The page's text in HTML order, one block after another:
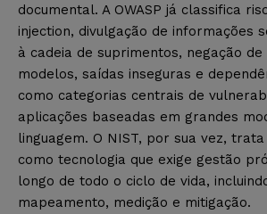
documental. A OWASP já classifica
injection, divulgação de informações
à cadeia de suprimentos, negação
modelos, saídas inseguras e
como categorias centrais de
aplicações baseadas em grandes
linguagem. O NIST, por sua vez,
como tecnologia que exige gestão
longo de todo o ciclo de vida,
mapeamento, medição e mitigação.